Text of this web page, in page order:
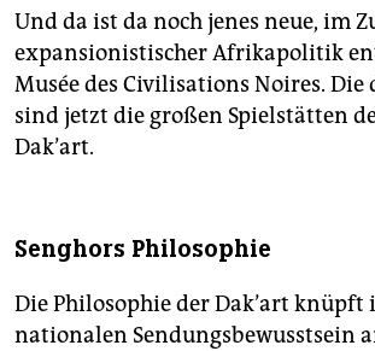
Und da ist da noch jenes neue, im
expansionistischer Afrikapolitik
Musée des Civilisations Noires. Die
sind jetzt die großen Spielstätten
Dak’art.
Senghors Philosophie
Die Philosophie der Dak’art
nationalen Sendungsbewusstsein